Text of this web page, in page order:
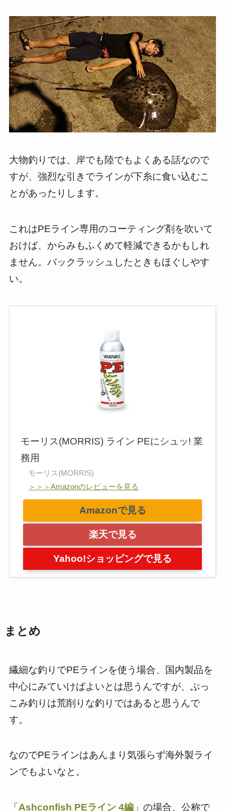
大物釣りでは、岸でも陸でもよくある話なので
すが、強烈な引きでラインが下糸に食い込むこ
とがあったりします。
これはPEライン専用のコーティング剤を吹いて
おけば、からみもふくめて軽減できるかもしれ
ません。バックラッシュしたときもほぐしやす
い。
モーリス(MORRIS) ライン PEにシュッ! 業
務用
モーリス(MORRIS)
＞＞＞Amazonのレビューを見る
Amazonで見る
楽天で見る
Yahoo!ショッピングで見る
まとめ
繊細な釣りでPEラインを使う場合、国内製品を
中心にみていけばよいとは思うんですが、ぶっ
こみ釣りは荒削りな釣りではあると思うんで
す。
なのでPEラインはあんまり気張らず海外製ライ
ンでもよいなと。
「 Ashconfish PEライン 4編」の場合、公称で